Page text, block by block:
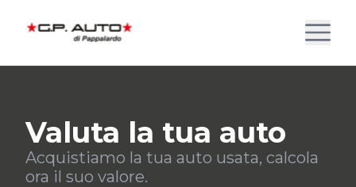
Valuta la tua auto
Acquistiamo la tua auto usata, calcola
ora il suo valore.